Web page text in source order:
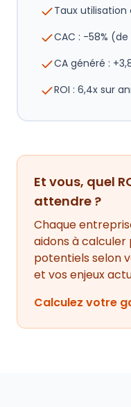
Taux utilisation
CAC : -58%
CA généré :
ROI : 6,4x sur
Et vous, quel
attendre ?
Chaque
aidons à
potentiels selon
et vos enjeux
Calculez votre